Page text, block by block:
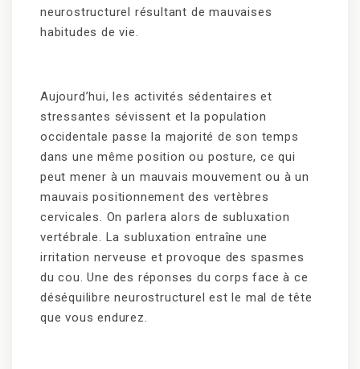
neurostructurel résultant de mauvaises
habitudes de vie.
Aujourd’hui, les activités sédentaires et
stressantes sévissent et la population
occidentale passe la majorité de son temps
dans une même position ou posture, ce qui
peut mener à un mauvais mouvement ou à un
mauvais positionnement des vertèbres
cervicales. On parlera alors de subluxation
vertébrale. La subluxation entraîne une
irritation nerveuse et provoque des spasmes
du cou. Une des réponses du corps face à ce
déséquilibre neurostructurel est le mal de tête
que vous endurez.